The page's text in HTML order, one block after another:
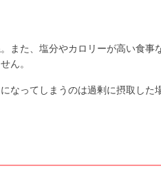
また、塩分やカロリーが高い食事
ん。
なってしまうのは過剰に摂取した